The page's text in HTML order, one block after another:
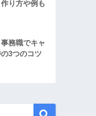
り方や例も
務職でキャ
3つのコツ